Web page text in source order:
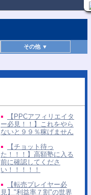
その他 ▼
【PPCアフィリエイタ
ー必見！！】これをやら
ないと９９％稼げません
【チョット待っ
た！！！】高額塾に入る
前に確認してくださ
い！！！！！
【転売プレイヤー必
見】"利益率７割"の世界